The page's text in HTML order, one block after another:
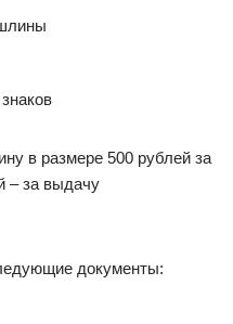
в размере 500 рублей за
– за выдачу
документы: